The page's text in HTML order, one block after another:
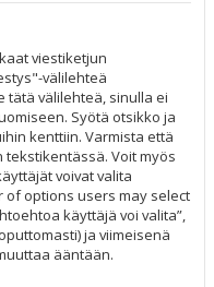
viestiketjun
välilehteä
tätä välilehteä, sinulla ei
Syötä otsikko ja
kenttiin. Varmista että
Voit myös
voivat valita
of options users may select
käyttäjä voi valita”,
ja viimeisenä
ääntään.